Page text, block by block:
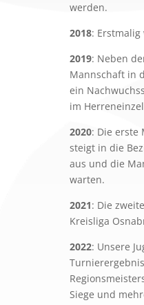
werden.
2018: Erstmalig
2019: Neben
Mannschaft in
ein
im
2020: Die erste
steigt in die
aus und die
warten.
2021: Die
Kreisliga
2022: Unsere
Siege und